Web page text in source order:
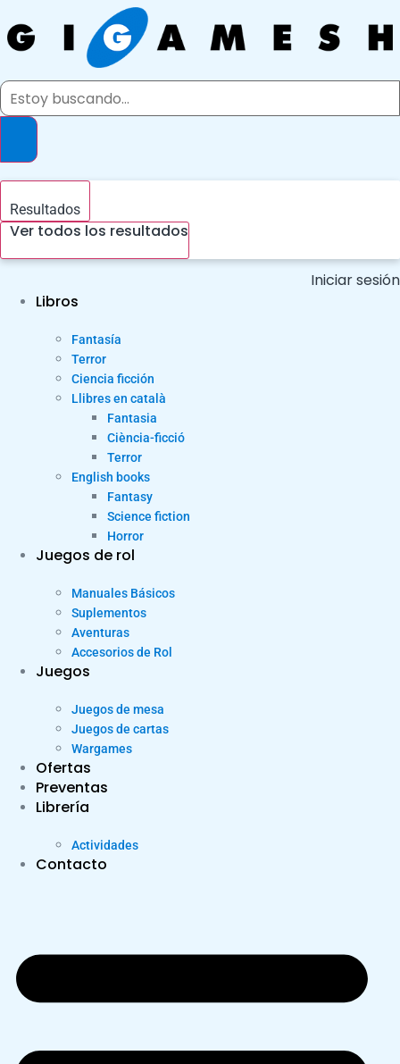
al
contenido
Search
Resultados
Ver todos los resultados
Iniciar sesión
Libros
Fantasía
Terror
Ciencia ficción
Llibres en català
Fantasia
Ciència-ficció
Terror
English books
Fantasy
Science fiction
Horror
Juegos de rol
Manuales Básicos
Suplementos
Aventuras
Accesorios de Rol
Juegos
Juegos de mesa
Juegos de cartas
Wargames
Ofertas
Preventas
Librería
Actividades
Contacto